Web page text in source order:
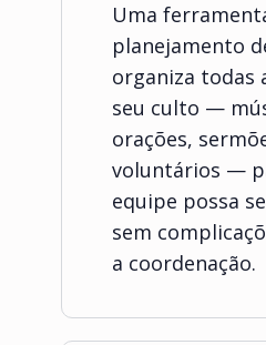
Uma
planejamento
organiza todas
seu culto —
orações,
voluntários —
equipe possa
sem
a coordenação.